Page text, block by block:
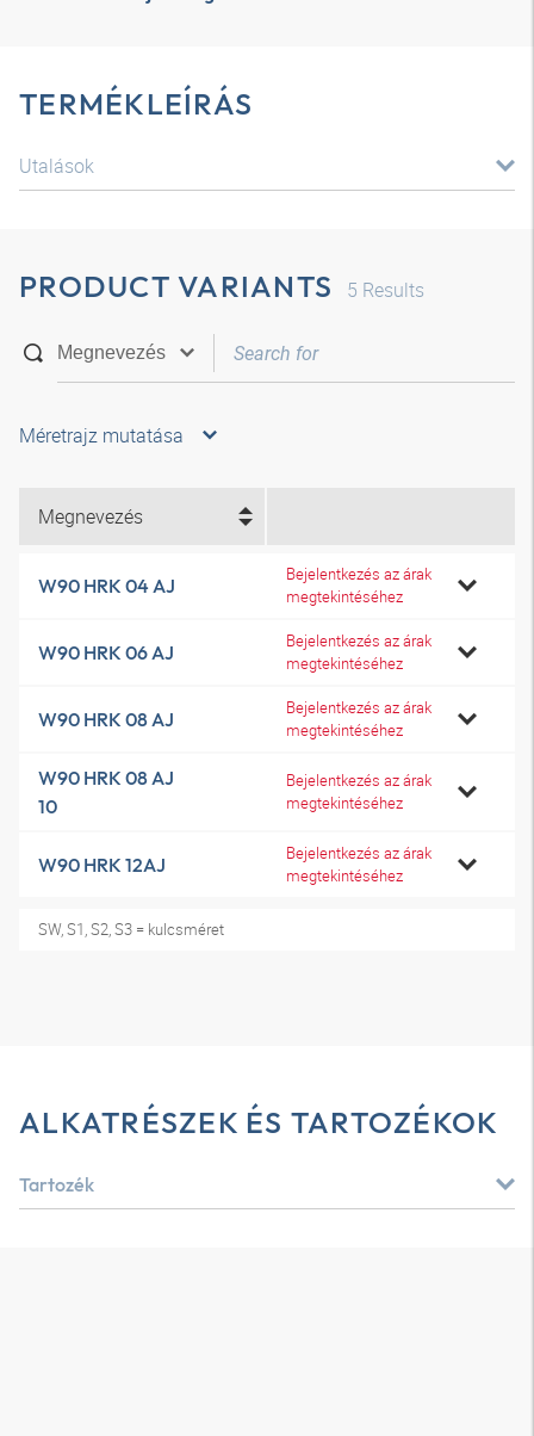
TERMÉKLEÍRÁS
Utalások
PRODUCT VARIANTS 5 Results
Méretrajz mutatása
Megnevezés
W90 HRK 04 AJ
Bejelentkezés az árak
megtekintéséhez
W90 HRK 06 AJ
Bejelentkezés az árak
megtekintéséhez
W90 HRK 08 AJ
Bejelentkezés az árak
megtekintéséhez
W90 HRK 08 AJ
10
Bejelentkezés az árak
megtekintéséhez
W90 HRK 12AJ
Bejelentkezés az árak
megtekintéséhez
SW, S1, S2, S3 = kulcsméret
ALKATRÉSZEK ÉS TARTOZÉKOK
Tartozék